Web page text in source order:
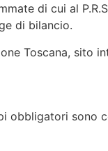
di cui al
di bilancio.
Toscana, sito
obbligatori sono